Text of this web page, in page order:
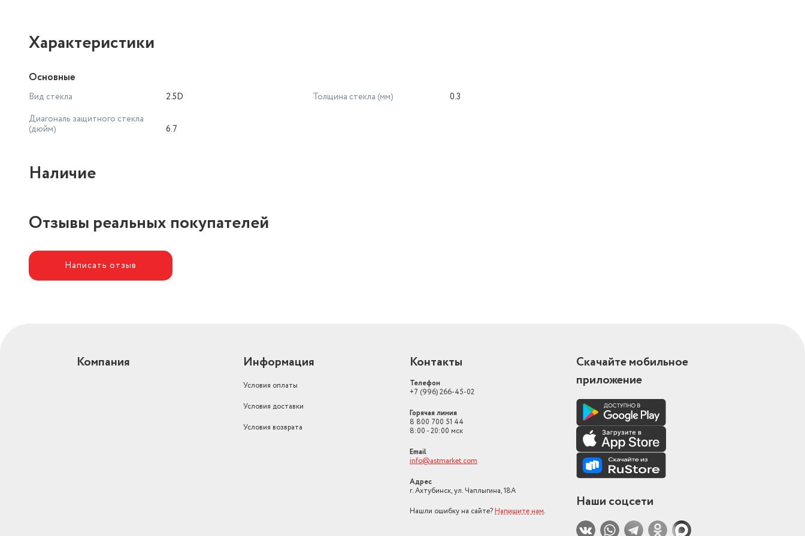
Характеристики
Основные
Вид стекла
2.5D
Диагональ защитного стекла
(дюйм)
6.7
Толщина стекла (мм) 0.3
Наличие
Отзывы реальных покупателей
Написать отзыв
Компания Информация
Условия оплаты
Условия доставки
Условия возврата
Контакты
Телефон
+7 (996) 266-45-02
Горячая линия
8 800 700 51 44
8:00 - 20:00 мск
Email
info@astmarket.com
Адрес
г. Ахтубинск, ул. Чаплыгина, 18А
Нашли ошибку на сайте? Напишите нам.
Скачайте мобильное
приложение
Наши соцсети